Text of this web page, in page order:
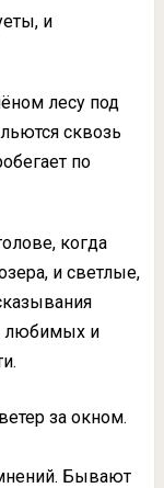
и
лесу под
сквозь
по
когда
и светлые,
любимых и
за окном.
Бывают